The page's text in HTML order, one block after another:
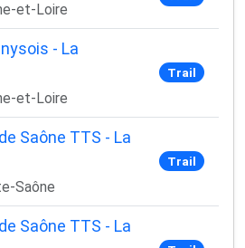
et-Loire
- La
et-Loire
Trail
Saône TTS - La
Saône
Trail
Saône TTS - La